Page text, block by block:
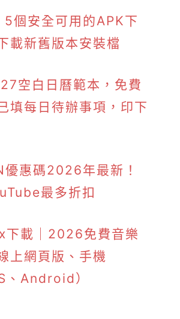
5個安全可用的APK下
載新舊版本安裝檔
空白日曆範本，免費
填每日待辦事項，印下
惠碼2026年最新！
最多折扣
載｜2026免費音樂
上網頁版、手機
、Android）